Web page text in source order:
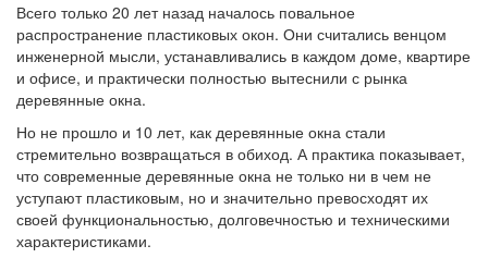
Всего только 20 лет назад началось повальное
распространение пластиковых окон. Они считались венцом
инженерной мысли, устанавливались в каждом доме, квартире
и офисе, и практически полностью вытеснили с рынка
деревянные окна.
Но не прошло и 10 лет, как деревянные окна стали
стремительно возвращаться в обиход. А практика показывает,
что современные деревянные окна не только ни в чем не
уступают пластиковым, но и значительно превосходят их
своей функциональностью, долговечностью и техническими
характеристиками.